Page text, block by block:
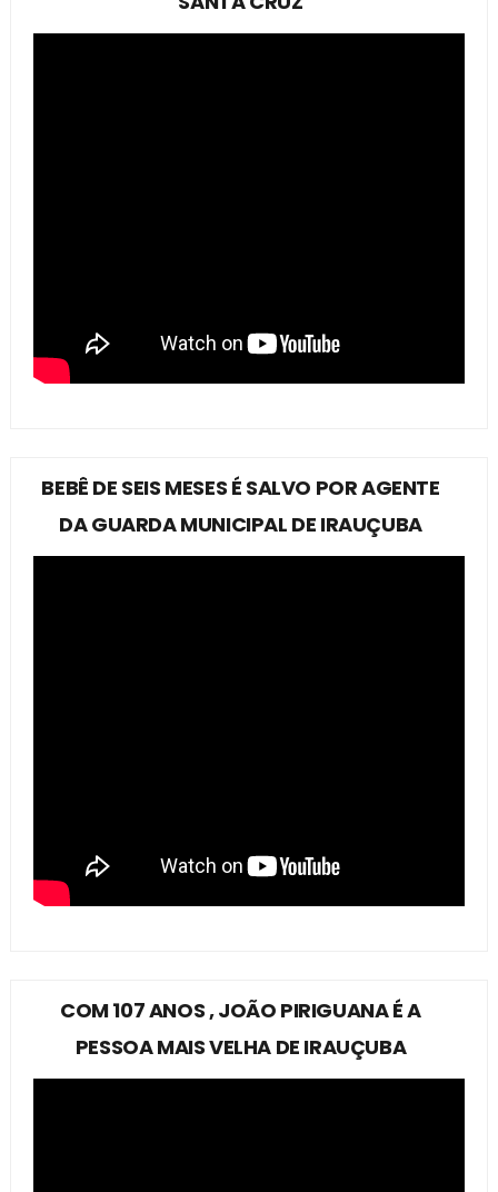
BEBÊ DE SEIS MESES É SALVO POR AGENTE
DA GUARDA MUNICIPAL DE IRAUÇUBA
COM 107 ANOS , JOÃO PIRIGUANA É A
PESSOA MAIS VELHA DE IRAUÇUBA